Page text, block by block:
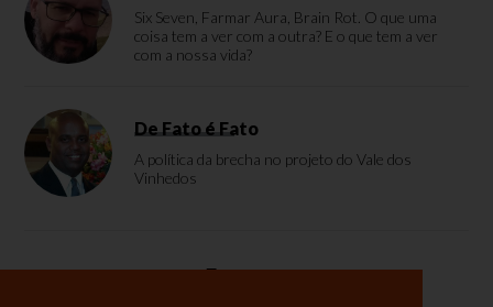
Six Seven, Farmar Aura, Brain Rot. O que uma
coisa tem a ver com a outra? E o que tem a ver
com a nossa vida?
De Fato é Fato
A política da brecha no projeto do Vale dos
Vinhedos
Enquete